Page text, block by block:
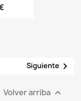
Siguiente 
Volver arriba 